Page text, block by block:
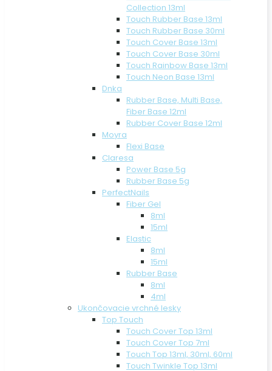
Collection 13ml
Touch Rubber Base 13ml
Touch Rubber Base 30ml
Touch Cover Base 13ml
Touch Cover Base 30ml
Touch Rainbow Base 13ml
Touch Neon Base 13ml
Dnka
Rubber Base, Multi Base,
Fiber Base 12ml
Rubber Cover Base 12ml
Moyra
Flexi Base
Claresa
Power Base 5g
Rubber Base 5g
PerfectNails
Fiber Gel
8ml
15ml
Elastic
8ml
15ml
Rubber Base
8ml
4ml
Ukončovacie vrchné lesky
Top Touch
Touch Cover Top 13ml
Touch Cover Top 7ml
Touch Top 13ml, 30ml, 60ml
Touch Twinkle Top 13ml